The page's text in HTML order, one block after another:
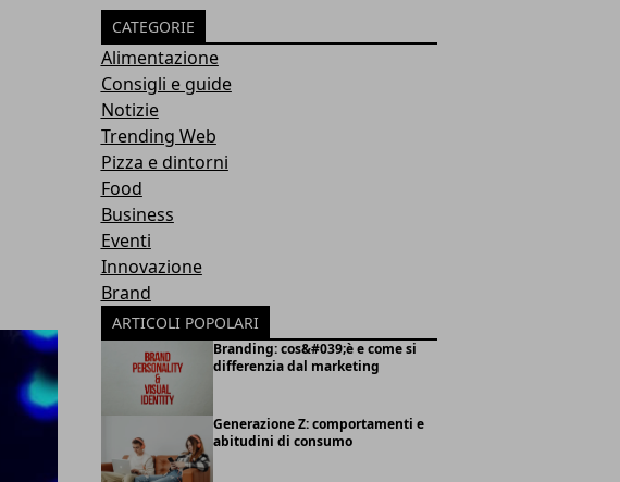
CATEGORIE
Alimentazione
Consigli e guide
Notizie
Trending Web
Pizza e dintorni
Food
Business
Eventi
Innovazione
Brand
ARTICOLI POPOLARI
Branding: cos&#039;è e come si
differenzia dal marketing
Generazione Z: comportamenti e
abitudini di consumo